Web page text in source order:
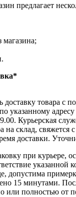
предлагает
магазина;
доставку товара с
указанному
Курьерская
на склад, свяжется
доставки.
при курьере,
указанной
допустима
15 минутами.
или полностью от